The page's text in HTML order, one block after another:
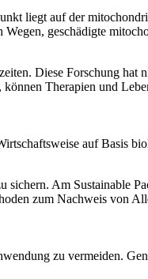
liegt auf der
geschädigte
Diese Forschung hat
Therapien und
auf Basis
sichern. Am Sustainable
zum Nachweis von
zu vermeiden.